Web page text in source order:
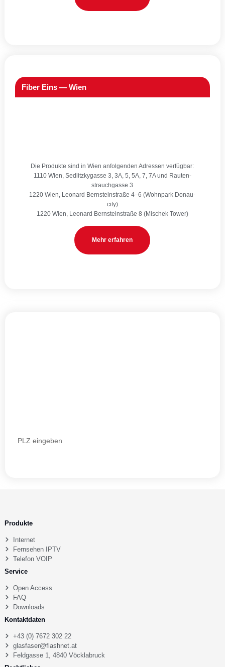
Fiber Eins — Wien
Die Pro­duk­te sind in Wien anfol­gen­den Adres­sen ver­füg­bar:
1110 Wien, Sedlitz­ky­gas­se 3, 3A, 5, 5A, 7, 7A und Rau­ten­
strauch­gas­se 3
1220 Wien, Leo­nard Bern­stein­stra­ße 4–6 (Wohn­park Donau­
ci­ty)
1220 Wien, Leo­nard Bern­stein­stra­ße 8 (Mischek Tower)
Mehr erfah­ren
Produkte
Internet
Fernsehen IPTV
Telefon VOIP
Service
Open Access
FAQ
Downloads
Kontaktdaten
+43 (0) 7672 302 22
glasfaser@flashnet.at
Feldgasse 1, 4840 Vöcklabruck